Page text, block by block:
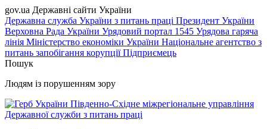
gov.ua Державні сайти України
Державна служба України з питань праці Президент України
Верховна Рада України Урядовий портал 1545 Урядова гаряча
лінія Міністерство економіки України Національне агентство з
питань запобігання корупціїПідприємець
Пошук
Людям із порушенням зору
Південно-Східне міжрегіональне управління
Державної служби з питань праці